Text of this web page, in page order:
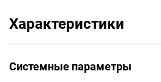
Характеристики
Системные параметры